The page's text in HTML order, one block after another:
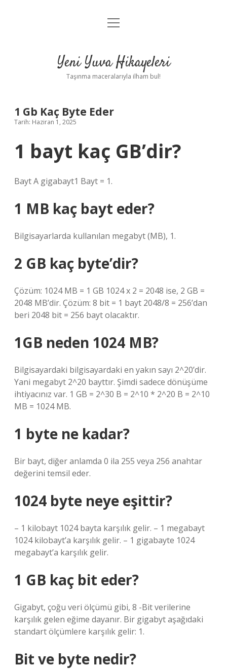
Anasayfa
Yasal Uyarı
menüyü
Yeni Yuva Hikayeleri
Taşınma maceralarıyla ilham bul!
1 Gb Kaç Byte Eder
Tarih: Haziran 1, 2025
1 bayt kaç GB’dir?
Bayt A gigabayt1 Bayt = 1.
1 MB kaç bayt eder?
Bilgisayarlarda kullanılan megabyt (MB), 1.
2 GB kaç byte’dir?
Çözüm: 1024 MB = 1 GB 1024 x 2 = 2048 ise, 2 GB =
2048 MB’dir. Çözüm: 8 bit = 1 bayt 2048/8 = 256’dan
beri 2048 bit = 256 bayt olacaktır.
1GB neden 1024 MB?
Bilgisayardaki bilgisayardaki en yakın sayı 2^20’dir.
Yani megabyt 2^20 bayttır. Şimdi sadece dönüşüme
ihtiyacınız var. 1 GB = 2^30 B = 2^10 * 2^20 B = 2^10
MB = 1024 MB.
1 byte ne kadar?
Bir bayt, diğer anlamda 0 ila 255 veya 256 anahtar
değerini temsil eder.
1024 byte neye eşittir?
– 1 kilobayt 1024 bayta karşılık gelir. – 1 megabayt
1024 kilobayt’a karşılık gelir. – 1 gigabayte 1024
megabayt’a karşılık gelir.
1 GB kaç bit eder?
Gigabyt, çoğu veri ölçümü gibi, 8 -Bit verilerine
karşılık gelen eğime dayanır. Bir gigabyt aşağıdaki
standart ölçümlere karşılık gelir: 1.
Bit ve byte nedir?